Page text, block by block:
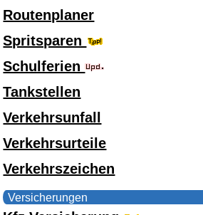
Routenplaner
Spritsparen
Schulferien
Tankstellen
Verkehrsunfall
Verkehrsurteile
Verkehrszeichen
Versicherungen